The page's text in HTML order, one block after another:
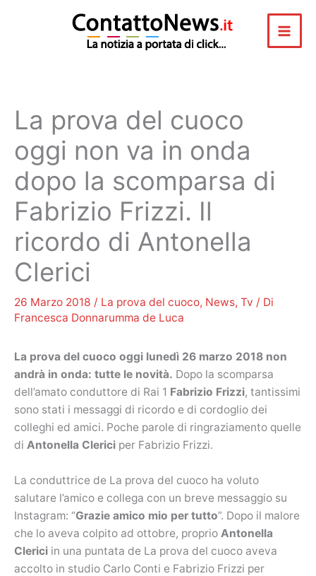
La prova del cuoco
oggi non va in onda
dopo la scomparsa di
Fabrizio Frizzi. Il
ricordo di Antonella
Clerici
26 Marzo 2018 / La prova del cuoco, News, Tv / Di
Francesca Donnarumma de Luca
La prova del cuoco oggi lunedì 26 marzo 2018 non
andrà in onda: tutte le novità. Dopo la scomparsa
dell’amato conduttore di Rai 1 Fabrizio Frizzi, tantissimi
sono stati i messaggi di ricordo e di cordoglio dei
colleghi ed amici. Poche parole di ringraziamento quelle
di Antonella Clerici per Fabrizio Frizzi.
La conduttrice de La prova del cuoco ha voluto
salutare l’amico e collega con un breve messaggio su
Instagram: “Grazie amico mio per tutto”. Dopo il malore
che lo aveva colpito ad ottobre, proprio Antonella
Clerici in una puntata de La prova del cuoco aveva
accolto in studio Carlo Conti e Fabrizio Frizzi per